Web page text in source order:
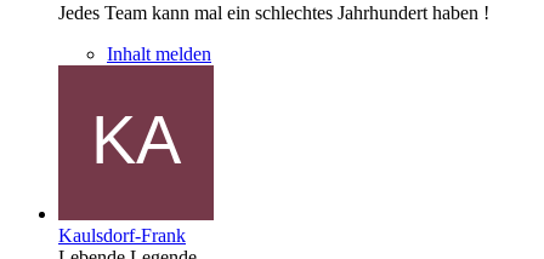
Jedes Team kann mal ein schlechtes Jahrhundert haben !
Inhalt melden
Kaulsdorf-Frank